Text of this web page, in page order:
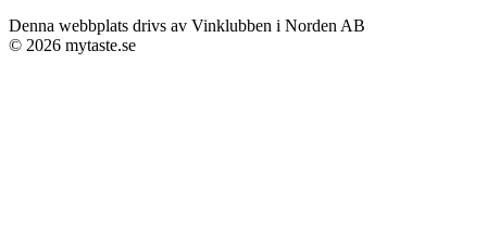
Denna webbplats drivs av Vinklubben i Norden AB
© 2026 mytaste.se